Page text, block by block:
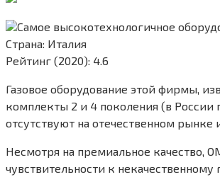
Самое высокотехнологичное
Страна: Италия
Рейтинг (2020): 4.6
Газовое оборудование этой фирмы,
комплекты 2 и 4 поколения (в России
отсутствуют на отечественном
Несмотря на премиальное качество,
чувствительности к